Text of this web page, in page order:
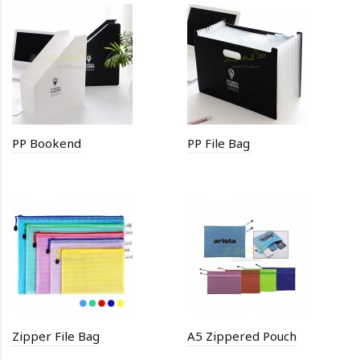
PP Bookend PP File Bag
Zipper File Bag A5 Zippered Pouch